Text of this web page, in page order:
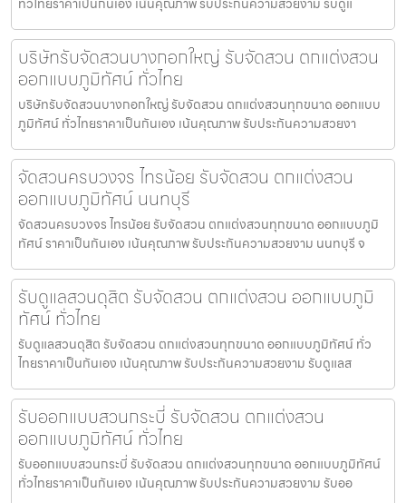
บริษัทรับจัดสวนบางกอกใหญ่ รับจัดสวน ตกแต่งสวน
ออกแบบภูมิทัศน์ ทั่วไทย
บริษัทรับจัดสวนบางกอกใหญ่ รับจัดสวน ตกแต่งสวนทุกขนาด ออกแบบ
ภูมิทัศน์ ทั่วไทยราคาเป็นกันเอง เน้นคุณภาพ รับประกันความสวยงา
จัดสวนครบวงจร ไทรน้อย รับจัดสวน ตกแต่งสวน
ออกแบบภูมิทัศน์ นนทบุรี
จัดสวนครบวงจร ไทรน้อย รับจัดสวน ตกแต่งสวนทุกขนาด ออกแบบภูมิ
ทัศน์ ราคาเป็นกันเอง เน้นคุณภาพ รับประกันความสวยงาม นนทบุรี จ
รับดูแลสวนดุสิต รับจัดสวน ตกแต่งสวน ออกแบบภูมิ
ทัศน์ ทั่วไทย
รับดูแลสวนดุสิต รับจัดสวน ตกแต่งสวนทุกขนาด ออกแบบภูมิทัศน์ ทั่ว
ไทยราคาเป็นกันเอง เน้นคุณภาพ รับประกันความสวยงาม รับดูแลส
รับออกแบบสวนกระบี่ รับจัดสวน ตกแต่งสวน
ออกแบบภูมิทัศน์ ทั่วไทย
รับออกแบบสวนกระบี่ รับจัดสวน ตกแต่งสวนทุกขนาด ออกแบบภูมิทัศน์
ทั่วไทยราคาเป็นกันเอง เน้นคุณภาพ รับประกันความสวยงาม รับออ